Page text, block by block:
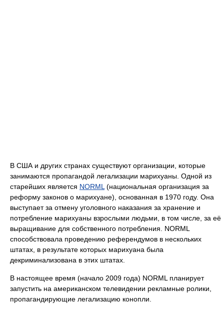
В США и других странах существуют организации, которые
занимаются пропагандой легализации марихуаны. Одной из
старейших является NORML (национальная организация за
реформу законов о марихуане), основанная в 1970 году. Она
выступает за отмену уголовного наказания за хранение и
потребление марихуаны взрослыми людьми, в том числе, за её
выращивание для собственного потребления. NORML
способствовала проведению референдумов в нескольких
штатах, в результате которых марихуана была
декриминализована в этих штатах.
В настоящее время (начало 2009 года) NORML планирует
запустить на американском телевидении рекламные ролики,
пропагандирующие легализацию конопли.